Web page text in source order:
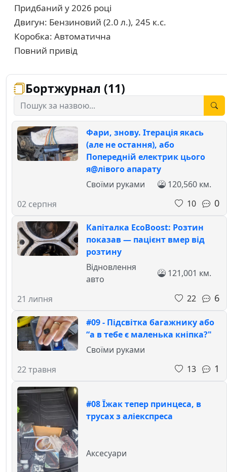
Придбаний у 2026 році
Двигун: Бензиновий (2.0 л.), 245 к.с.
Коробка: Автоматична
Повний привід
Бортжурнал (11)
Фари, знову. Ітерація якась
(але не остання), або
Попередній електрик цього
я@лівого апарату
02 серпня
Своїми руками
120,560 км.
10
0
Капіталка EcoBoost: Розтин
показав — пацієнт вмер від
розтину
21 липня
Відновлення
авто
121,001 км.
22 6
#09 - Підсвітка багажнику або
“а в тебе є маленька кніпка?"
22 травня
Своїми руками
13
1
#08 Їжак тепер принцеса, в
трусах з аліекспреса
Аксесуари